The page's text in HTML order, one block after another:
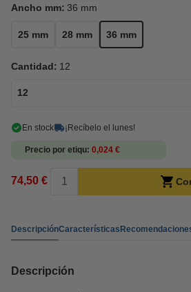
Ancho mm: 36 mm
25 mm 28 mm 36 mm
Cantidad: 12
12
En stock ¡Recíbelo el lunes!
Precio por etiqu 0,024 €
74,50 €
DescripciónCaracterísticas
Descripción